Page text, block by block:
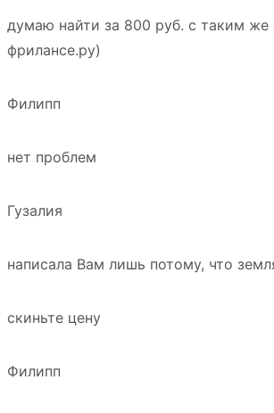
думаю найти за 800 руб. с таким же
фрилансе.ру)
Филипп
нет проблем
Гузалия
написала Вам лишь потому, что
скиньте цену
Филипп